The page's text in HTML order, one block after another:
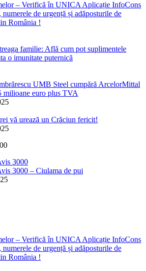
– Verifică în UNICA Aplicație InfoCons
de urgență și adăposturile de
România !
familie: Află cum pot suplimentele
o imunitate puternică
UMB Steel cumpără ArcelorMittal
milioane euro plus TVA
vă urează un Crăciun fericit!
3000
3000 – Ciulama de pui
– Verifică în UNICA Aplicație InfoCons
de urgență și adăposturile de
România !